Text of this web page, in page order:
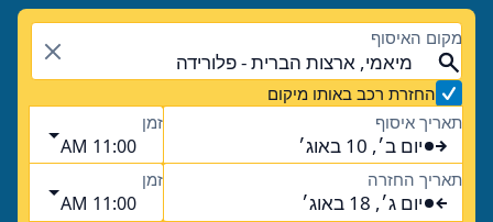
מקום האיסוף
מיאמי, ארצות הברית - פלורידה
החזרת רכב באותו מיקום
תאריך איסוף
יום ב׳, 10 באוג׳
זמן
11:00 AM
תאריך החזרה
יום ג׳, 18 באוג׳
זמן
11:00 AM